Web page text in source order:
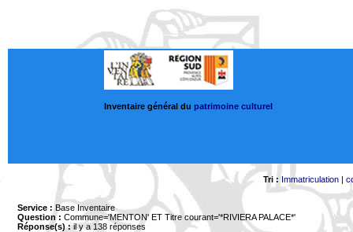
Inventaire général du patrimoine culturel
Tri : Immatriculation|
Service : Base Inventaire
Question : Commune='MENTON' ET Titre courant='*RIVIERA PALACE*'
Réponse(s) :il y a 138 réponses